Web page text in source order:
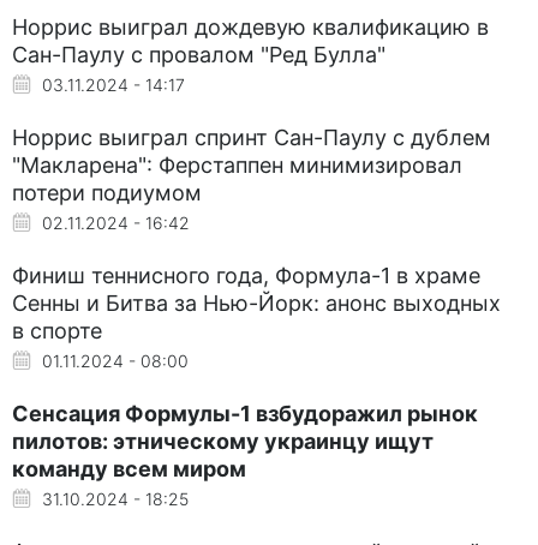
Норрис выиграл дождевую квалификацию в
Сан-Паулу с провалом "Ред Булла"
03.11.2024 - 14:17
Норрис выиграл спринт Сан-Паулу с дублем
"Макларена": Ферстаппен минимизировал
потери подиумом
02.11.2024 - 16:42
Финиш теннисного года, Формула-1 в храме
Сенны и Битва за Нью-Йорк: анонс выходных
в спорте
01.11.2024 - 08:00
Сенсация Формулы-1 взбудоражил рынок
пилотов: этническому украинцу ищут
команду всем миром
31.10.2024 - 18:25